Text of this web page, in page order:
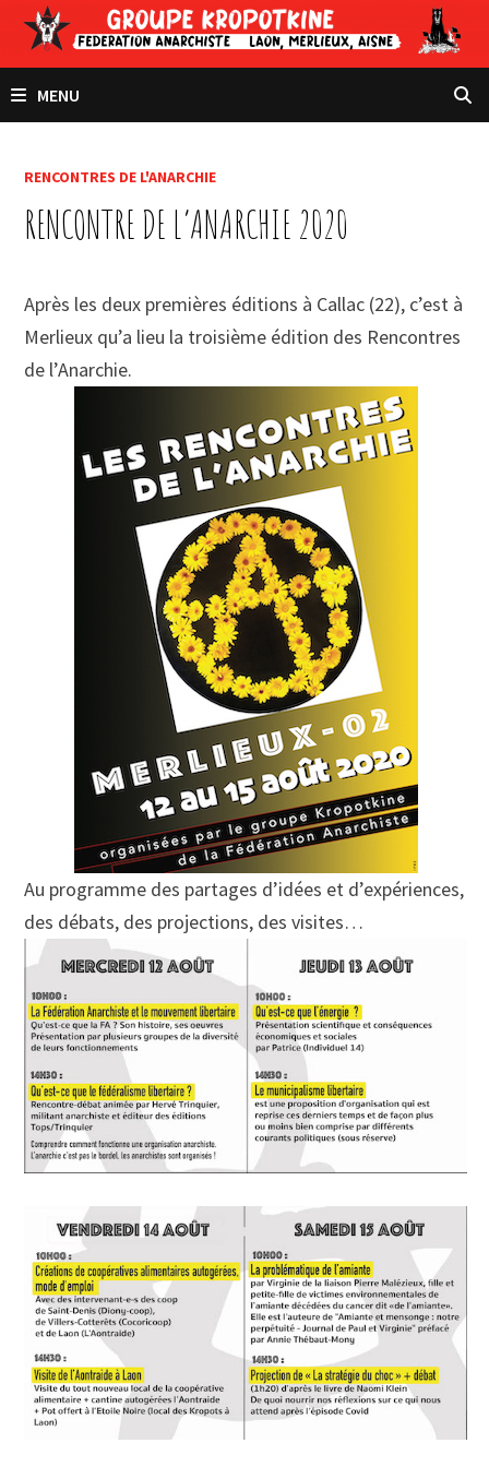
Passer
contenu
MENU
RENCONTRES DE L'ANARCHIE
RENCONTRE DE L’ANARCHIE 2020
Après les deux premières éditions à Callac (22), c’est à
Merlieux qu’a lieu la troisième édition des Rencontres
de l’Anarchie.
Au programme des partages d’idées et d’expériences,
des débats, des projections, des visites…